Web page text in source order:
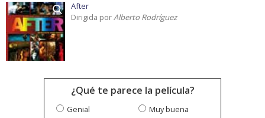
After
Dirigida porAlberto Rodríguez
¿Qué te parece la película?
Genial
Muy buena